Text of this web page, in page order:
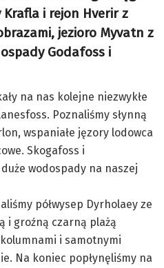
i rejon Hverir z
jezioro Myvatn z
Godafoss i
na nas kolejne niezwykłe
Poznaliśmy słynną
wspaniałe jęzory lodowca
Skogafoss i
wodospady na naszej
półwysep Dyrholaey ze
i groźną czarną plażą
i samotnymi
Na koniec popłynęliśmy na